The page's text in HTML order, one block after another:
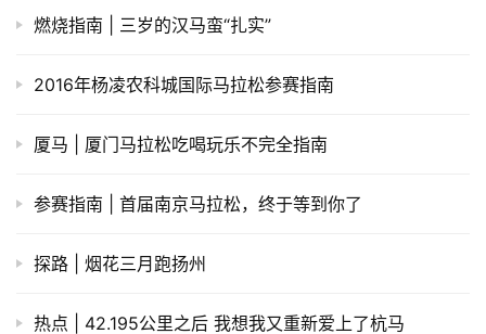
燃烧指南 | 三岁的汉马蛮“扎实”
2016年杨凌农科城国际马拉松参赛指南
厦马 | 厦门马拉松吃喝玩乐不完全指南
参赛指南 | 首届南京马拉松，终于等到你了
探路 | 烟花三月跑扬州
热点 | 42.195公里之后 我想我又重新爱上了杭马